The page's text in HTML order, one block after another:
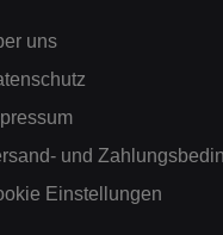
uns
und
Einstellungen